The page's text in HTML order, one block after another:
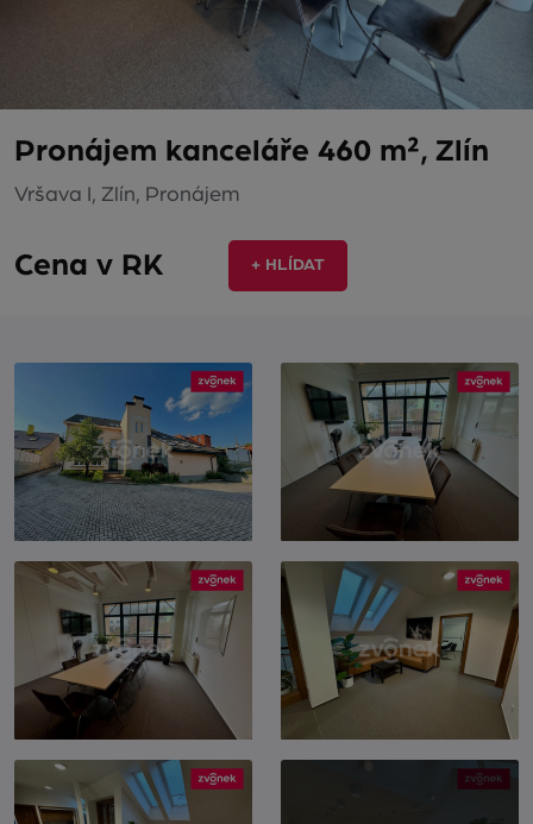
Pronájem kanceláře 460 m², Zlín
Vršava I, Zlín, Pronájem
Cena v RK + HLÍDAT